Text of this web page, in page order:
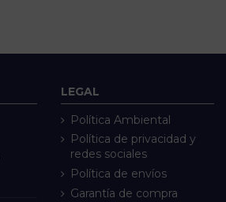
LEGAL
Política Ambiental
Política de privacidad y
redes sociales
Política de envíos
Garantía de compra